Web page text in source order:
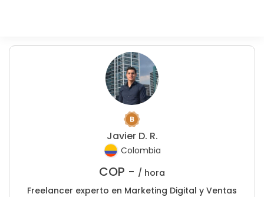
Javier D. R.
Colombia
COP - / hora
Freelancer experto en Marketing Digital y Ventas